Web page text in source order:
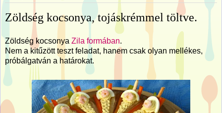
Zöldség kocsonya, tojáskrémmel töltve.
Zöldség kocsonya Zila formában.
Nem a kitűzött teszt feladat, hanem csak olyan mellékes,
próbálgatván a határokat.